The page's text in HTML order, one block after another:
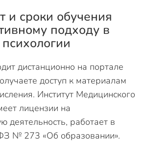
и сроки обучения
подходу в
психологии
дистанционно на портале
доступ к материалам
Институт Медицинского
лицензии на
деятельность, работает в
№ 273 «Об образовании».